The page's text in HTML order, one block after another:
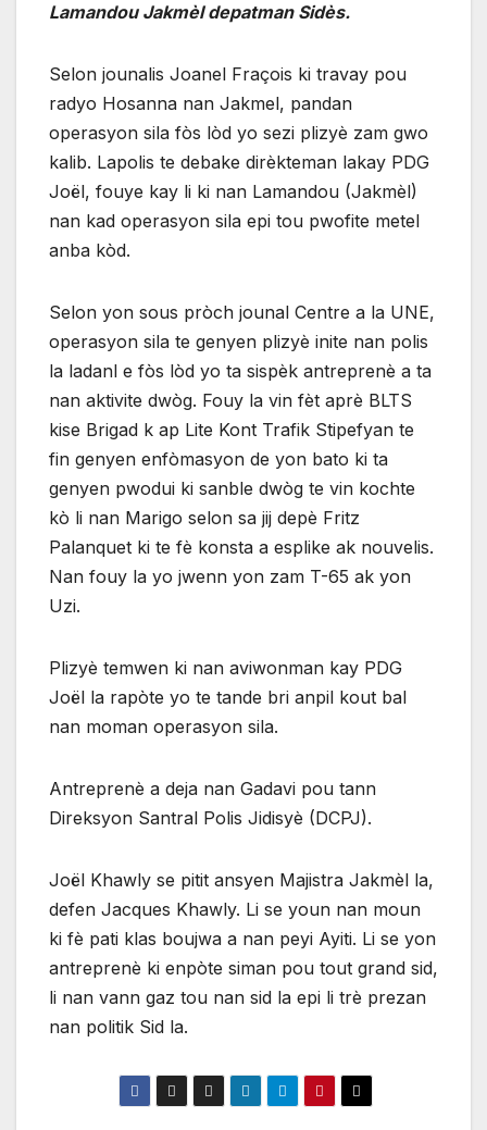
Lamandou Jakmèl depatman Sidès.
Selon jounalis Joanel Fraçois ki travay pou
radyo Hosanna nan Jakmel, pandan
operasyon sila fòs lòd yo sezi plizyè zam gwo
kalib. Lapolis te debake dirèkteman lakay PDG
Joël, fouye kay li ki nan Lamandou (Jakmèl)
nan kad operasyon sila epi tou pwofite metel
anba kòd.
Selon yon sous pròch jounal Centre a la UNE,
operasyon sila te genyen plizyè inite nan polis
la ladanl e fòs lòd yo ta sispèk antreprenè a ta
nan aktivite dwòg. Fouy la vin fèt aprè BLTS
kise Brigad k ap Lite Kont Trafik Stipefyan te
fin genyen enfòmasyon de yon bato ki ta
genyen pwodui ki sanble dwòg te vin kochte
kò li nan Marigo selon sa jij depè Fritz
Palanquet ki te fè konsta a esplike ak nouvelis.
Nan fouy la yo jwenn yon zam T-65 ak yon
Uzi.
Plizyè temwen ki nan aviwonman kay PDG
Joël la rapòte yo te tande bri anpil kout bal
nan moman operasyon sila.
Antreprenè a deja nan Gadavi pou tann
Direksyon Santral Polis Jidisyè (DCPJ).
Joël Khawly se pitit ansyen Majistra Jakmèl la,
defen Jacques Khawly. Li se youn nan moun
ki fè pati klas boujwa a nan peyi Ayiti. Li se yon
antreprenè ki enpòte siman pou tout grand sid,
li nan vann gaz tou nan sid la epi li trè prezan
nan politik Sid la.